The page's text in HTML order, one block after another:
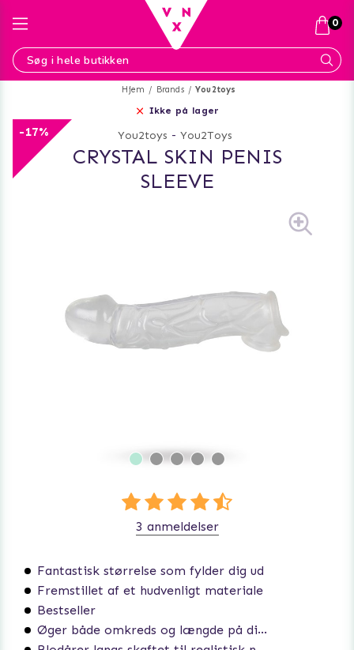
Hjem Brands You2toys
Ikke på lager
-17% You2toys - You2Toys
CRYSTAL SKIN PENIS
SLEEVE
Fantastisk størrelse som fylder dig ud
Fremstillet af et hudvenligt materiale
Bestseller
Øger både omkreds og længde på din penis
3 anmeldelser
0